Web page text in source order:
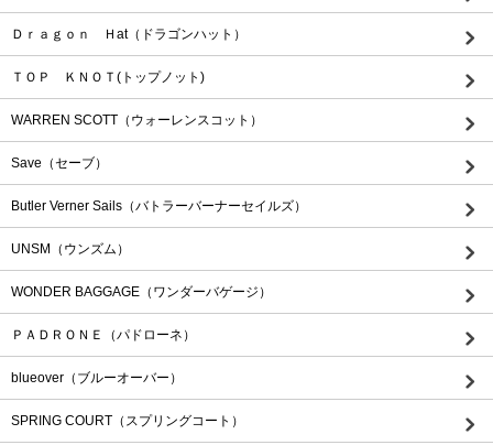
Ｄｒａｇｏｎ Ｈat（ドラゴンハット）
ＴＯＰ ＫＮＯＴ(トップノット)
WARREN SCOTT（ウォーレンスコット）
Save（セーブ）
Butler Verner Sails（バトラーバーナーセイルズ）
UNSM（ウンズム）
WONDER BAGGAGE（ワンダーバゲージ）
ＰＡＤＲＯＮＥ（パドローネ）
blueover（ブルーオーバー）
SPRING COURT（スプリングコート）